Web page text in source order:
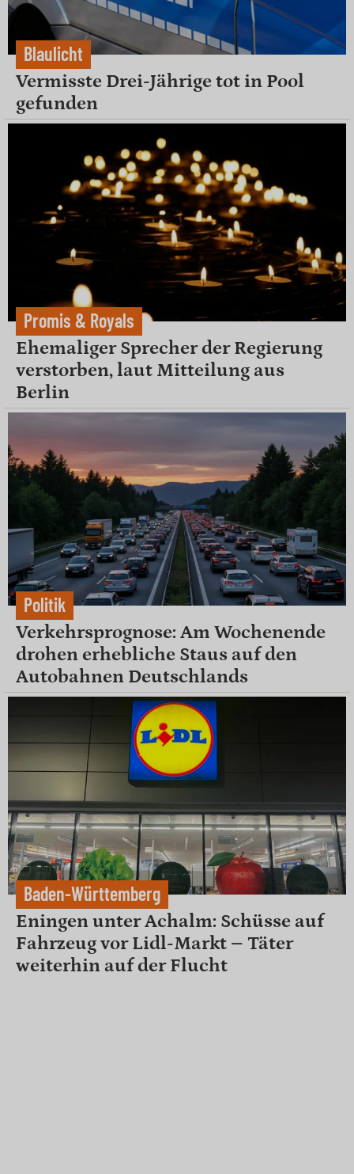
Blaulicht
Vermisste Drei-Jährige tot in Pool
gefunden
Promis & Royals
Ehemaliger Sprecher der Regierung
verstorben, laut Mitteilung aus
Berlin
Politik
Verkehrsprognose: Am Wochenende
drohen erhebliche Staus auf den
Autobahnen Deutschlands
Baden-Württemberg
Eningen unter Achalm: Schüsse auf
Fahrzeug vor Lidl-Markt – Täter
weiterhin auf der Flucht